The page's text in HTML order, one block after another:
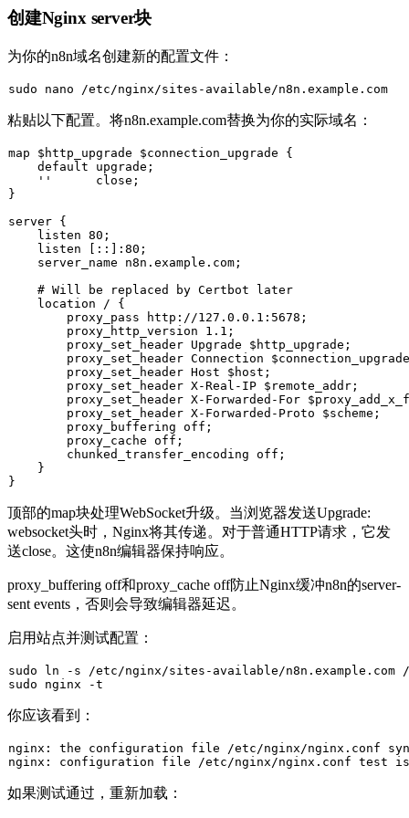
创建Nginx server块
为你的n8n域名创建新的配置文件：
sudo
粘贴以下配置。将n8n.example.com替换为你的实际域名：
map $http_upgrade $connection_upgrade {
    default upgrade;
    ''      close;
}
server {
    listen 80;
    listen [::]:80;
    server_name n8n.example.com;
    # Will be replaced by Certbot later
    location / {
        proxy_pass http://127.0.0.1:5678;
        proxy_http_version 1.1;
        proxy_set_header Upgrade $http_upgrade;
proxy_set_header Connection
        proxy_set_header Host $host;
        proxy_set_header X-Real-IP $remote_addr;
proxy_set_header X-Forwarded-For
        proxy_set_header X-Forwarded-Proto $scheme;
        proxy_buffering off;
        proxy_cache off;
        chunked_transfer_encoding off;
    }
顶部的map块处理WebSocket升级。当浏览器发送Upgrade:
websocket头时，Nginx将其传递。对于普通HTTP请求，它发
送close。这使n8n编辑器保持响应。
proxy_buffering off和proxy_cache off防止Nginx缓冲n8n的server-
sent events，否则会导致编辑器延迟。
启用站点并测试配置：
sudo
ln
sudo
你应该看到：
nginx: the configuration file /etc/nginx/nginx.conf
nginx: configuration file /etc/nginx/nginx.conf test is
如果测试通过，重新加载：